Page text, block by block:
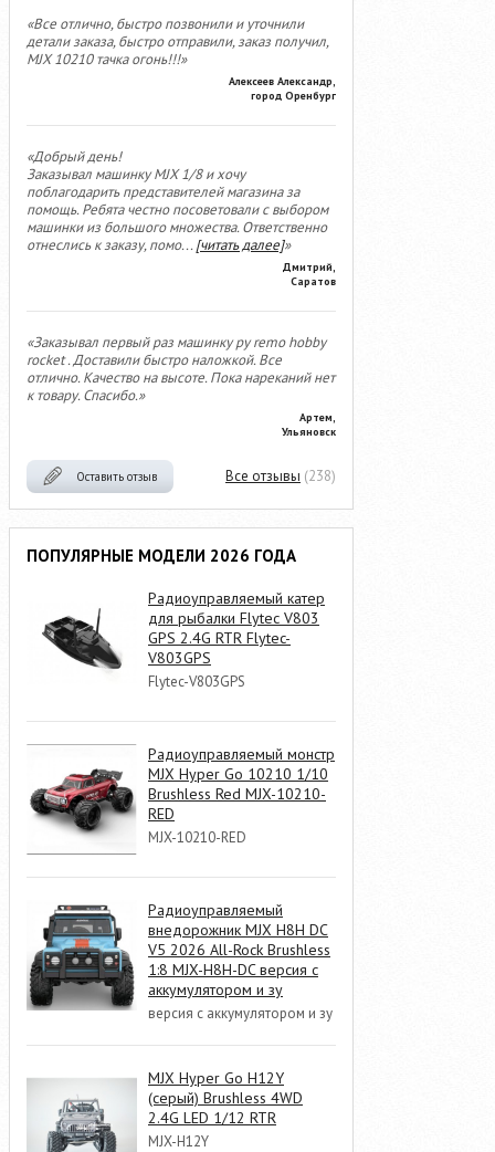
«Все отлично, быстро позвонили и уточнили
детали заказа, быстро отправили, заказ получил,
MJX 10210 тачка огонь!!!»
Алексеев Александр,
город Оренбург
«Добрый день!
Заказывал машинку MJX 1/8 и хочу
поблагодарить представителей магазина за
помощь. Ребята честно посоветовали с выбором
машинки из большого множества. Ответственно
отнеслись к заказу, помо...[читать далее]»
Дмитрий,
Саратов
«Заказывал первый раз машинку ру remo hobby
rocket . Доставили быстро наложкой. Все
отлично. Качество на высоте. Пока нареканий нет
к товару. Спасибо.»
Артем,
Ульяновск
Оставить отзыв Все отзывы (238)
ПОПУЛЯРНЫЕ МОДЕЛИ 2026 ГОДА
Радиоуправляемый катер
для рыбалки Flytec V803
GPS 2.4G RTR Flytec-
V803GPS
Flytec-V803GPS
Радиоуправляемый монстр
MJX Hyper Go 10210 1/10
Brushless Red MJX-10210-
RED
MJX-10210-RED
Радиоуправляемый
внедорожник MJX H8H DC
V5 2026 All-Rock Brushless
1:8 MJX-H8H-DC версия с
аккумулятором и зу
версия с аккумулятором и зу
MJX Hyper Go H12Y
(серый) Brushless 4WD
2.4G LED 1/12 RTR
MJX-H12Y